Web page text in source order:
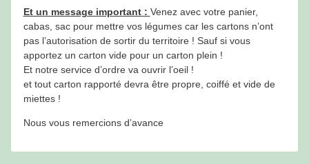
Et un message important : Venez avec votre panier,
cabas, sac pour mettre vos légumes car les cartons n’ont
pas l’autorisation de sortir du territoire ! Sauf si vous
apportez un carton vide pour un carton plein !
Et notre service d’ordre va ouvrir l’oeil !
et tout carton rapporté devra être propre, coiffé et vide de
miettes !
Nous vous remercions d’avance